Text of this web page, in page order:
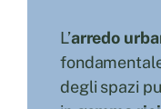
L’arredo
degli spazi